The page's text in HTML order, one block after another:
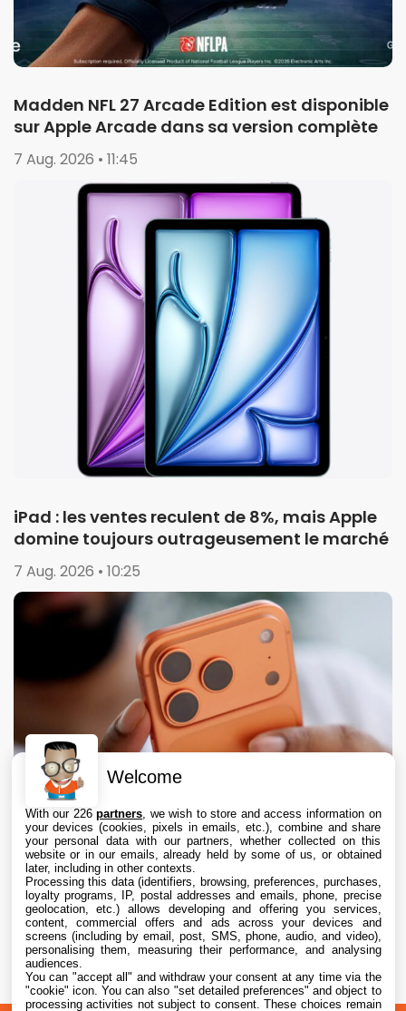
Madden NFL 27 Arcade Edition est disponible
sur Apple Arcade dans sa version complète
7 Aug. 2026 • 11:45
iPad : les ventes reculent de 8%, mais Apple
domine toujours outrageusement le marché
7 Aug. 2026 • 10:25
iPhone : Apple représente 65 % du marché
premium des smartphones
7 Aug. 2026 • 9:10
Welcome
With our 226partners , we wish to store and access information on
your devices (cookies, pixels in emails, etc.), combine and share
your personal data with our partners, whether collected on this
website or in our emails, already held by some of us, or obtained
later, including in other contexts.
Processing this data (identifiers, browsing, preferences, purchases,
loyalty programs, IP, postal addresses and emails, phone, precise
geolocation, etc.) allows developing and offering you services,
content, commercial offers and ads across your devices and
screens (including by email, post, SMS, phone, audio, and video),
personalising them, measuring their performance, and analysing
audiences.
You can "accept all" and withdraw your consent at any time via the
"cookie" icon. You can also "set detailed preferences" and object to
processing activities not subject to consent. These choices remain